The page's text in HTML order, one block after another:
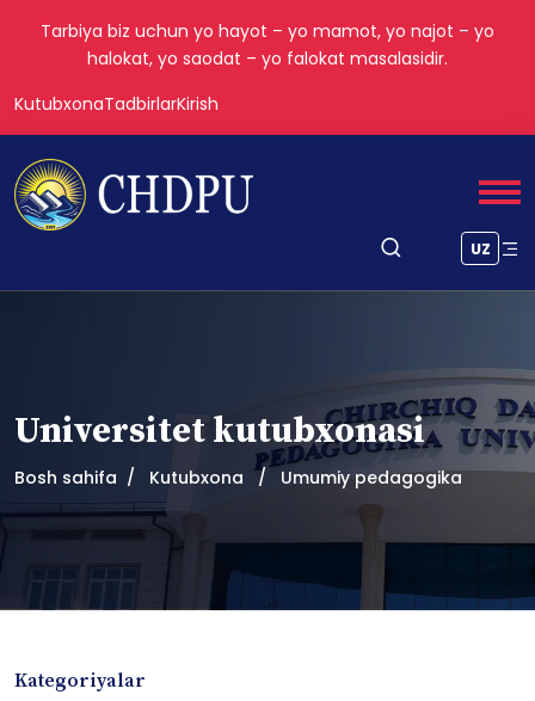
Tarbiya biz uchun yo hayot – yo mamot, yo najot – yo
halokat, yo saodat – yo falokat masalasidir.
KutubxonaTadbirlarKirish
UZ
Universitet kutubxonasi
Bosh sahifa Kutubxona Umumiy pedagogika
Kategoriyalar